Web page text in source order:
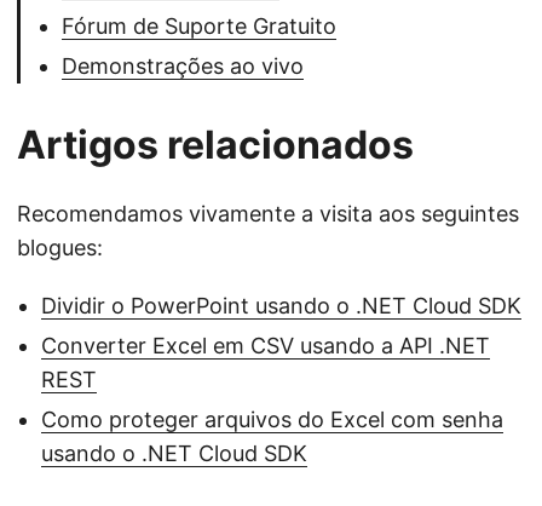
Fórum de Suporte Gratuito
Demonstrações ao vivo
Artigos relacionados
Recomendamos vivamente a visita aos seguintes
blogues:
Dividir o PowerPoint usando o .NET Cloud SDK
Converter Excel em CSV usando a API .NET
REST
Como proteger arquivos do Excel com senha
usando o .NET Cloud SDK